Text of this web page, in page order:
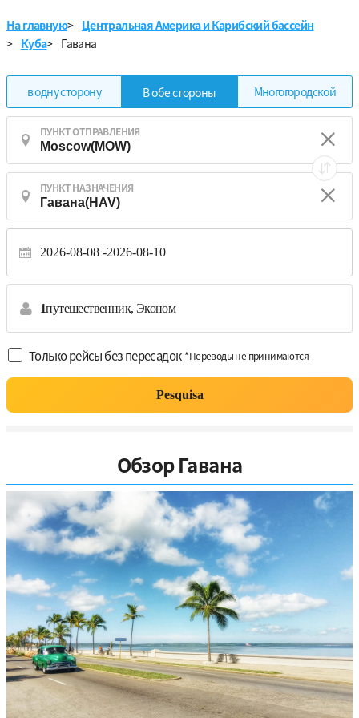
На главную> Центральная Америка и Карибский бассейн
> Куба> Гавана
в одну сторону В обе стороны Многогородской
ПУНКТ ОТПРАВЛЕНИЯ
ПУНКТ НАЗНАЧЕНИЯ
2026-08-08 2026-08-10
1путешественник, Эконом
Только рейсы без пересадок *Переводы не принимаются
Pesquisa
Обзор Гавана